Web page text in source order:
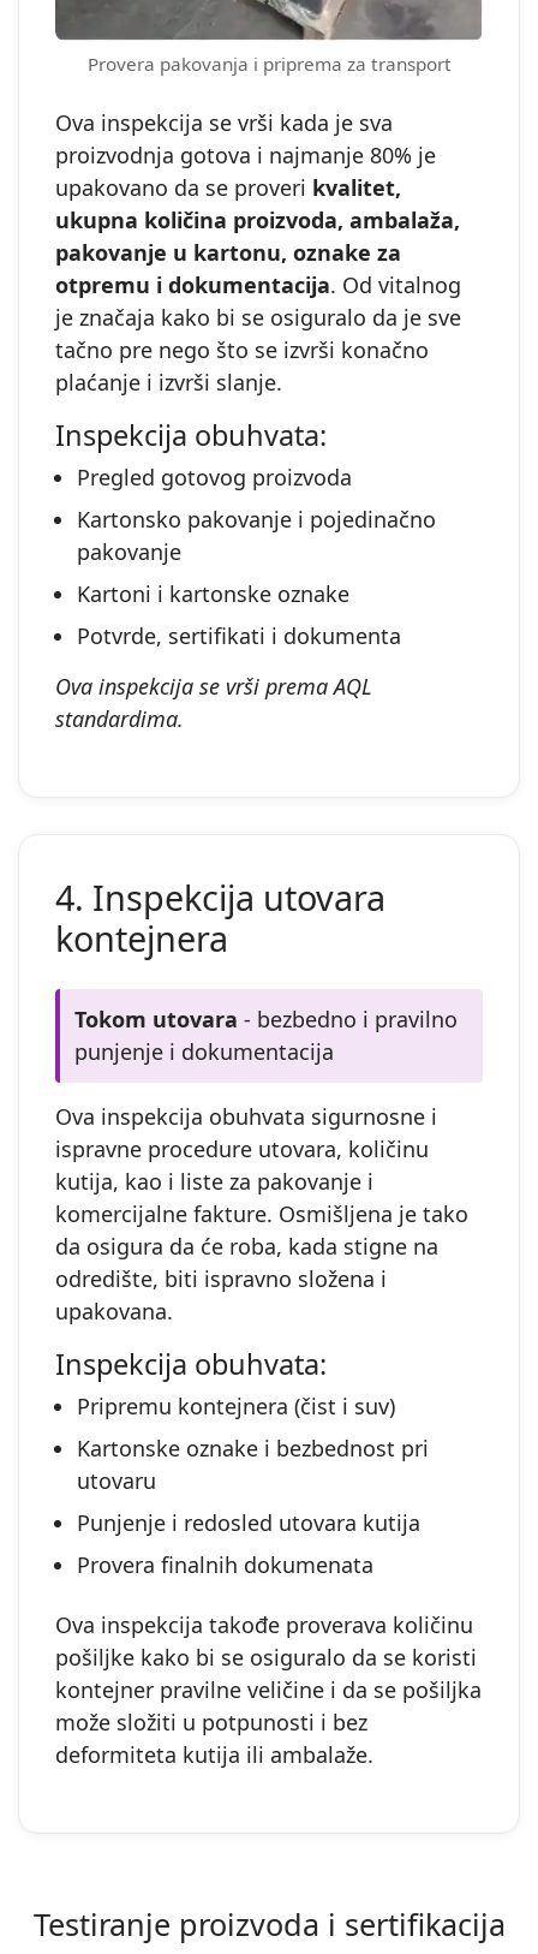
Provera pakovanja i priprema za transport
Ova inspekcija se vrši kada je sva
proizvodnja gotova i najmanje 80% je
upakovano da se proveri kvalitet,
ukupna količina proizvoda, ambalaža,
pakovanje u kartonu, oznake za
otpremu i dokumentacija. Od vitalnog
je značaja kako bi se osiguralo da je sve
tačno pre nego što se izvrši konačno
plaćanje i izvrši slanje.
Inspekcija obuhvata:
Pregled gotovog proizvoda
Kartonsko pakovanje i pojedinačno
pakovanje
Kartoni i kartonske oznake
Potvrde, sertifikati i dokumenta
Ova inspekcija se vrši prema AQL
standardima.
4. Inspekcija utovara
kontejnera
Tokom utovara - bezbedno i pravilno
punjenje i dokumentacija
Ova inspekcija obuhvata sigurnosne i
ispravne procedure utovara, količinu
kutija, kao i liste za pakovanje i
komercijalne fakture. Osmišljena je tako
da osigura da će roba, kada stigne na
odredište, biti ispravno složena i
upakovana.
Inspekcija obuhvata:
Pripremu kontejnera (čist i suv)
Kartonske oznake i bezbednost pri
utovaru
Punjenje i redosled utovara kutija
Provera finalnih dokumenata
Ova inspekcija takođe proverava količinu
pošiljke kako bi se osiguralo da se koristi
kontejner pravilne veličine i da se pošiljka
može složiti u potpunosti i bez
deformiteta kutija ili ambalaže.
Testiranje proizvoda i sertifikacija